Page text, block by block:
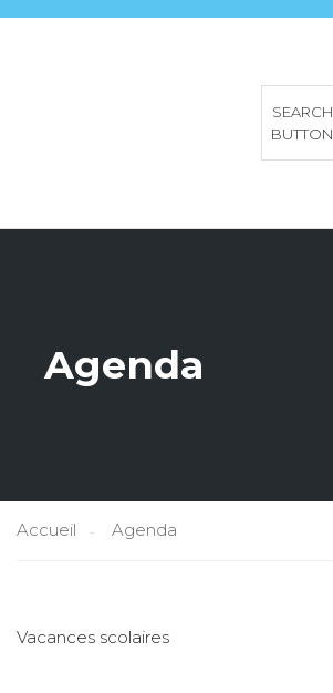
SEARCH
BUTTON
Agenda
Accueil Agenda
Vacances scolaires